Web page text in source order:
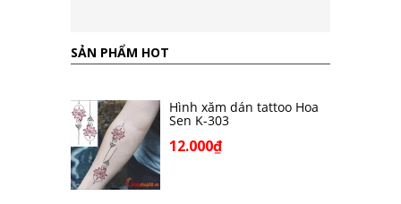
SẢN PHẨM HOT
Hình xăm dán tattoo Hoa
Sen K-303
12.000₫